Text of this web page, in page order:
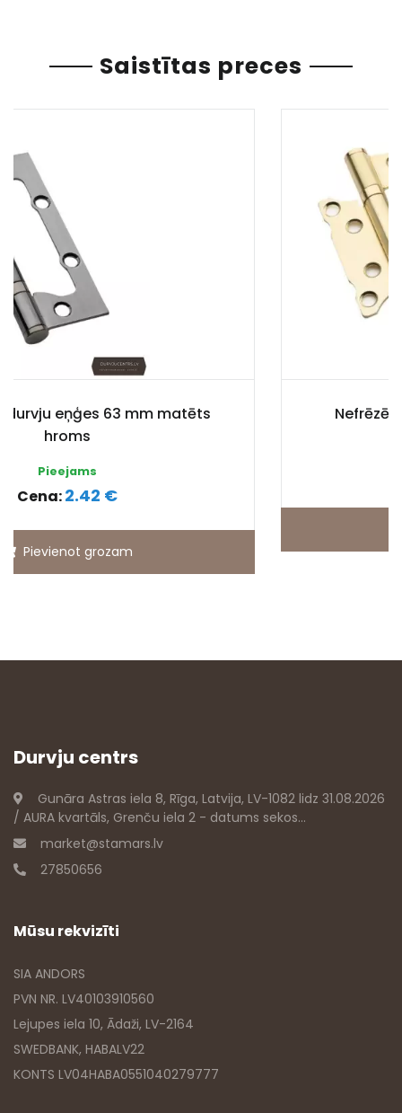
Saistītas preces
Nefrēzētas durvju eņģes 63 mm zelts
Pievienot grozam
Durvju centrs
Gunāra Astras iela 8, Rīga, Latvija, LV-1082 lidz 31.08.2026
/ AURA kvartāls, Grenču iela 2 - datums sekos...
market@stamars.lv
27850656
Mūsu rekvizīti
SIA ANDORS
PVN NR. LV40103910560
Lejupes iela 10, Ādaži, LV-2164
SWEDBANK, HABALV22
KONTS LV04HABA0551040279777